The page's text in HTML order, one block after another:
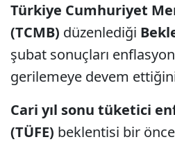
Türkiye Cumhuriyet
(TCMB) düzenlediği
şubat sonuçları
gerilemeye devem
Cari yıl sonu tüketici
(TÜFE) beklentisi bir